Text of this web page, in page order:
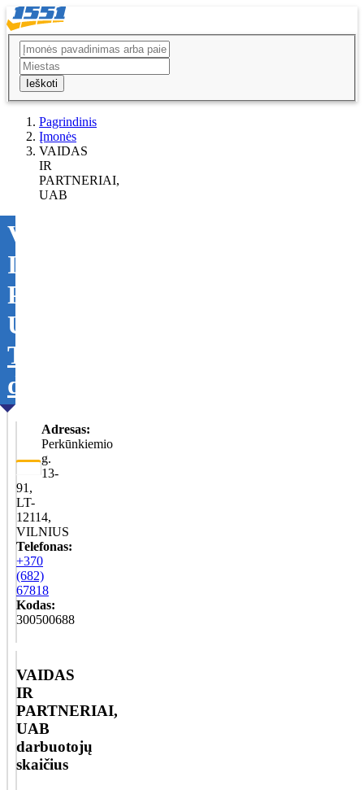
Ieškoti
Pagrindinis
Įmonės
VAIDAS
IR
PARTNERIAI,
UAB
VAIDAS
IR
PARTNERIAI,
UAB
Tikslinti
duomenis
Adresas:
Perkūnkiemio
g.
13-
91,
LT-
12114,
VILNIUS
Telefonas:
+370
(682)
67818
Kodas:
300500688
VAIDAS
IR
PARTNERIAI,
UAB
darbuotojų
skaičius